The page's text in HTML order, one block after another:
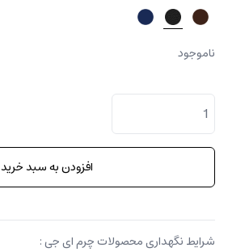
ناموجود
جا
کارتی
لوکا
عدد
افزودن به سبد خرید
شرایط نگهداری محصولات چرم ای جی :